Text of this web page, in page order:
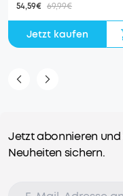
54,59€ 69,99€
Jetzt kaufen
Jetzt abonnieren
Neuheiten sichern.